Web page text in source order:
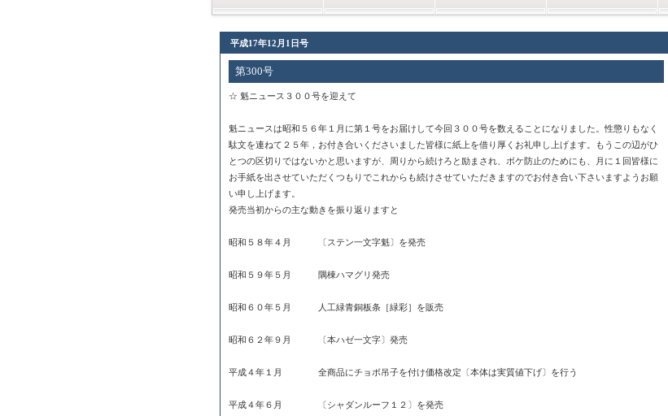
平成17年12月1日号
第300号
☆ 魁ニュース３００号を迎えて
魁ニュースは昭和５６年１月に第１号をお届けして今回３００号を数えることになりました。性懲りもなく
駄文を連ねて２５年，お付き合いくださいました皆様に紙上を借り厚くお礼申し上げます。もうこの辺がひ
とつの区切りではないかと思いますが、周りから続けろと励まされ、ボケ防止のためにも、月に１回皆様に
お手紙を出させていただくつもりでこれからも続けさせていただきますのでお付き合い下さいますようお願
い申し上げます。
発売当初からの主な動きを振り返りますと
昭和５８年４月 〔ステン一文字魁〕を発売
昭和５９年５月 隅棟ハマグリ発売
昭和６０年５月 人工緑青銅板条［緑彩］を販売
昭和６２年９月 〔本ハゼ一文字〕発売
平成４年１月 全商品にチョボ吊子を付け価格改定〔本体は実質値下げ〕を行う
平成４年６月 〔シャダンルーフ１２〕を発売